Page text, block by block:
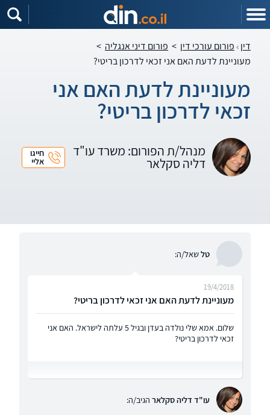
דין פורום עורכי דין > פורום דיני אנגליה >
מעוניינת לדעת האם אני זכאי לדרכון בריטי?
מעוניינת לדעת האם אני
זכאי לדרכון בריטי?
מנהל/ת הפורום: משרד עו"ד
דליה סקלאר
חייגו
אליי
טלשאל/ה:
מעוניינת לדעת האם אני זכאי לדרכון בריטי?
19/4/2018
שלום. אמא שלי נולדה בעדן ובגיל 5 עלתה לישראל. האם אני
זכאי לדרכון בריטי?
עו"ד דליה סקלאר הגיב/ה: